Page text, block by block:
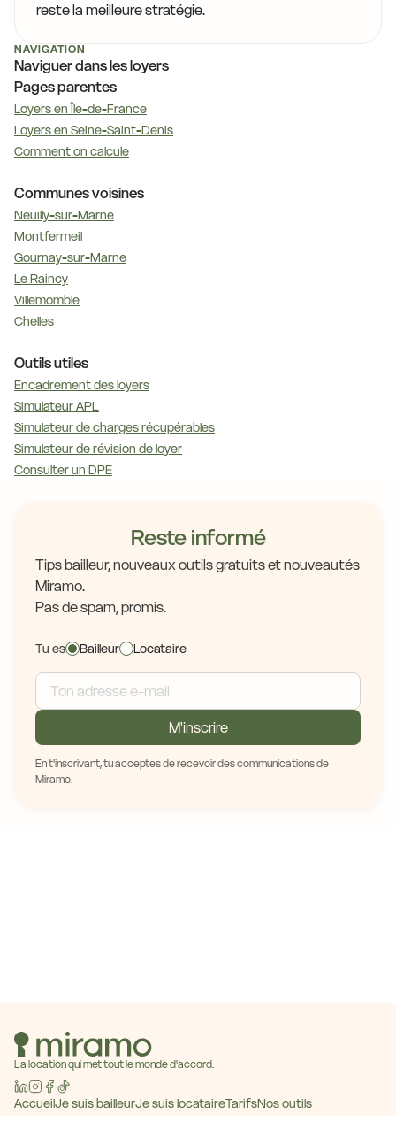
reste la meilleure stratégie.
NAVIGATION
Naviguer dans les loyers
Pages parentes
Loyers en Île-de-France
Loyers en Seine-Saint-Denis
Comment on calcule
Communes voisines
Neuilly-sur-Marne
Montfermeil
Gournay-sur-Marne
Le Raincy
Villemomble
Chelles
Outils utiles
Encadrement des loyers
Simulateur APL
Simulateur de charges récupérables
Simulateur de révision de loyer
Consulter un DPE
Reste informé
Tips bailleur, nouveaux outils gratuits et nouveautés
Miramo.
Pas de spam, promis.
Tu es Bailleur Locataire
M'inscrire
En t'inscrivant, tu acceptes de recevoir des communications de
Miramo.
La location qui met tout le monde d'accord.
AccueilJe suis bailleurJe suis locataireTarifsNos outils